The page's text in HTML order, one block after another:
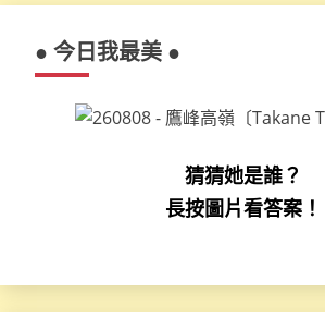
頁
● 今日我最美 ●
猜猜她是誰？
長按圖片看答案！